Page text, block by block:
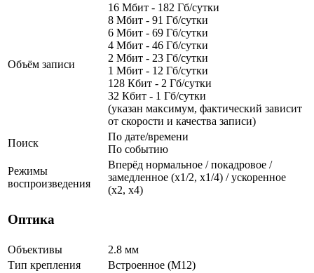
Объём записи
16 Мбит - 182 Гб/сутки
8 Мбит - 91 Гб/сутки
6 Мбит - 69 Гб/сутки
4 Мбит - 46 Гб/сутки
2 Мбит - 23 Гб/сутки
1 Мбит - 12 Гб/сутки
128 Кбит - 2 Гб/сутки
32 Кбит - 1 Гб/сутки
(указан максимум, фактический зависит
от скорости и качества записи)
Поиск
По дате/времени
По событию
Режимы
воспроизведения
Вперёд нормальное / покадровое /
замедленное (х1/2, х1/4) / ускоренное
(х2, х4)
Оптика
Объективы
2.8 мм
Тип крепления
Встроенное (М12)